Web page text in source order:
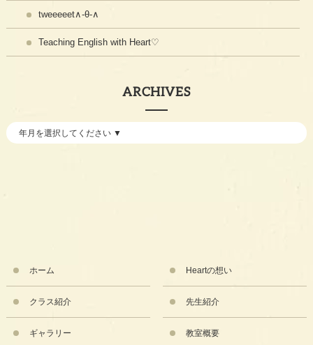
tweeeeet∧-θ-∧
Teaching English with Heart♡
ARCHIVES
ホーム Heartの想い
クラス紹介 先生紹介
ギャラリー 教室概要